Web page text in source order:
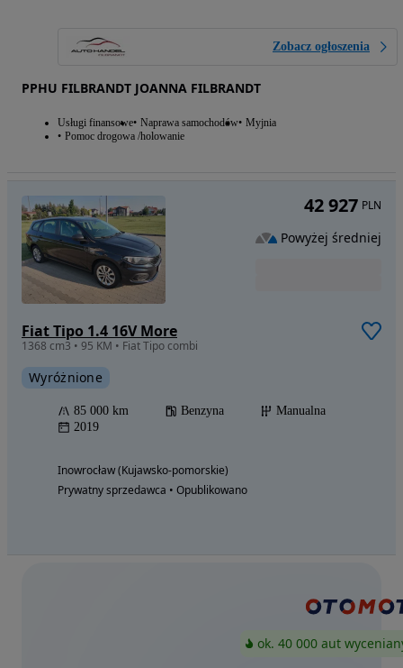
Zobacz ogłoszenia
PPHU FILBRANDT JOANNA FILBRANDT
Usługi finansowe Naprawa samochodów Myjnia
Pomoc drogowa /holowanie
Fiat Tipo 1.4 16V More
1368 cm3 • 95 KM • Fiat Tipo combi
Wyróżnione
85 000 km Benzyna
Manualna
2019
Inowrocław (Kujawsko-pomorskie)
Prywatny sprzedawca • Opublikowano
42 927 PLN
Powyżej średniej
ok. 40 000 aut